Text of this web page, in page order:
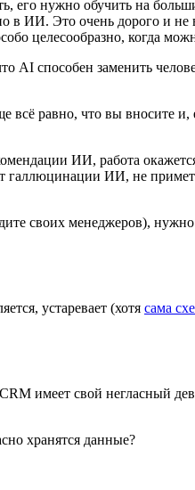
его нужно обучить на
в ИИ. Это очень дорого и
целесообразно, когда
AI способен заменить
равно, что вы вносите
ИИ, работа
галлюцинации ИИ, не
своих менеджеров),
устаревает (хотя сама
имеет свой негласный
хранятся данные?